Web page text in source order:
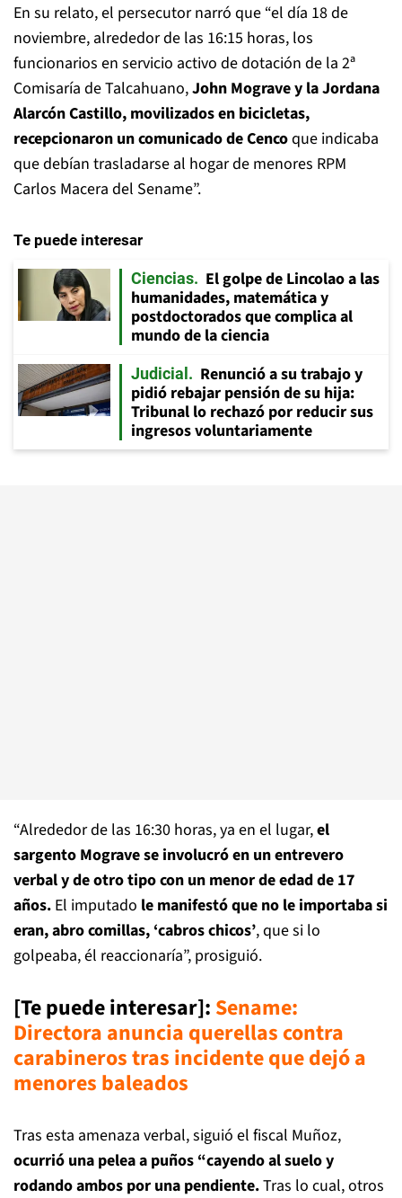
En su relato, el persecutor narró que “el día 18 de
noviembre, alrededor de las 16:15 horas, los
funcionarios en servicio activo de dotación de la 2ª
Comisaría de Talcahuano,John Mograve y la Jordana
Alarcón Castillo, movilizados en bicicletas,
recepcionaron un comunicado de Cencoque indicaba
que debían trasladarse al hogar de menores RPM
Carlos Macera del Sename”.
Te puede interesar
Ciencias
El golpe de Lincolao a las
humanidades, matemática y
postdoctorados que complica al
mundo de la ciencia
Judicial
Renunció a su trabajo y
pidió rebajar pensión de su hija:
Tribunal lo rechazó por reducir sus
ingresos voluntariamente
“Alrededor de las 16:30 horas, ya en el lugar,el
sargento Mograve se involucró en un entrevero
verbal y de otro tipo con un menor de edad de 17
años. El imputado le manifestó que no le importaba si
eran, abro comillas, ‘cabros chicos’, que si lo
golpeaba, él reaccionaría”, prosiguió.
[Te puede interesar]: Sename:
Directora anuncia querellas contra
carabineros tras incidente que dejó a
menores baleados
Tras esta amenaza verbal, siguió el fiscal Muñoz,
ocurrió una pelea a puños “cayendo al suelo y
rodando ambos por una pendiente.Tras lo cual, otros